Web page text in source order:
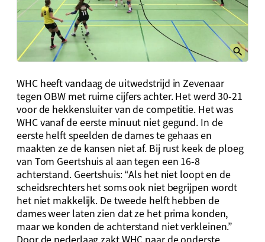
WHC heeft vandaag de uitwedstrijd in Zevenaar
tegen OBW met ruime cijfers achter. Het werd 30-21
voor de hekkensluiter van de competitie. Het was
WHC vanaf de eerste minuut niet gegund. In de
eerste helft speelden de dames te gehaas en
maakten ze de kansen niet af. Bij rust keek de ploeg
van Tom Geertshuis al aan tegen een 16-8
achterstand. Geertshuis: “Als het niet loopt en de
scheidsrechters het soms ook niet begrijpen wordt
het niet makkelijk. De tweede helft hebben de
dames weer laten zien dat ze het prima konden,
maar we konden de achterstand niet verkleinen.”
Door de nederlaag zakt WHC naar de onderste